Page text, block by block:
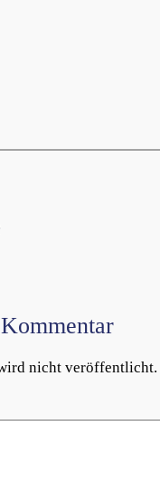
nicht veröffentlicht.